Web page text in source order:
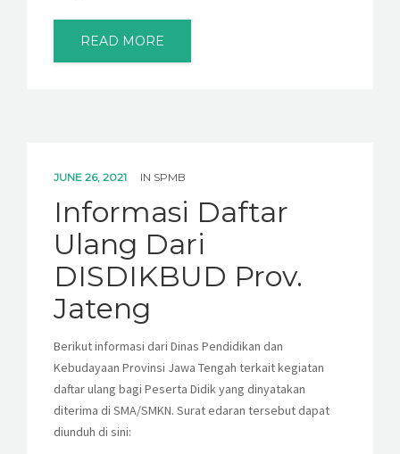
READ MORE
JUNE 26, 2021 IN SPMB
Informasi Daftar
Ulang Dari
DISDIKBUD Prov.
Jateng
Berikut informasi dari Dinas Pendidikan dan
Kebudayaan Provinsi Jawa Tengah terkait kegiatan
daftar ulang bagi Peserta Didik yang dinyatakan
diterima di SMA/SMKN. Surat edaran tersebut dapat
diunduh di sini: